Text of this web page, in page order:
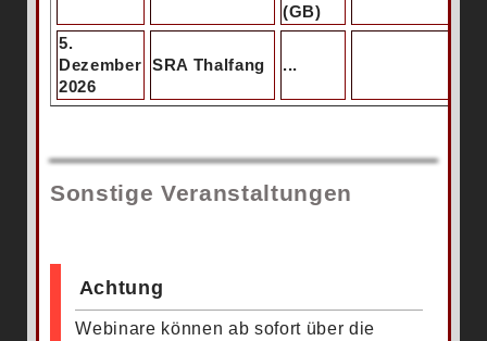
(GB)
5.
Dezember
2026
SRA Thalfang ...
Sonstige Veranstaltungen
Achtung
Webinare können ab sofort über die